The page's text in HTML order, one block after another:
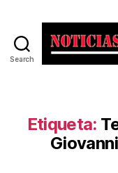
Search
Etiqueta: